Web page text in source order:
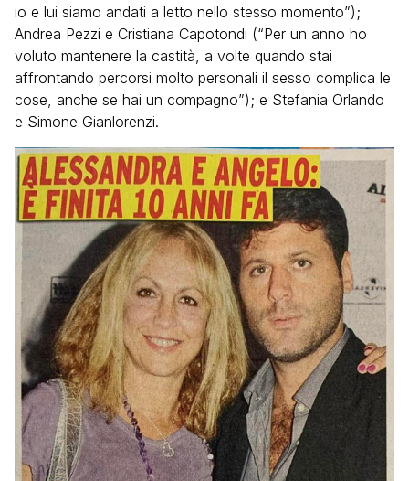
io e lui siamo andati a letto nello stesso momento”);
Andrea Pezzi e Cristiana Capotondi (“Per un anno ho
voluto mantenere la castità, a volte quando stai
affrontando percorsi molto personali il sesso complica le
cose, anche se hai un compagno”); e Stefania Orlando
e Simone Gianlorenzi.